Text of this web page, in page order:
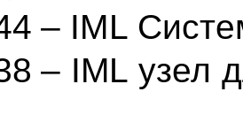
– IML
– IML узел